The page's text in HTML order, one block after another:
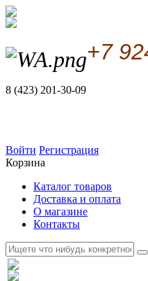
+7
8 (423) 201-30-09
Войти Регистрация
Корзина
Каталог товаров
Доставка и оплата
О магазине
Контакты